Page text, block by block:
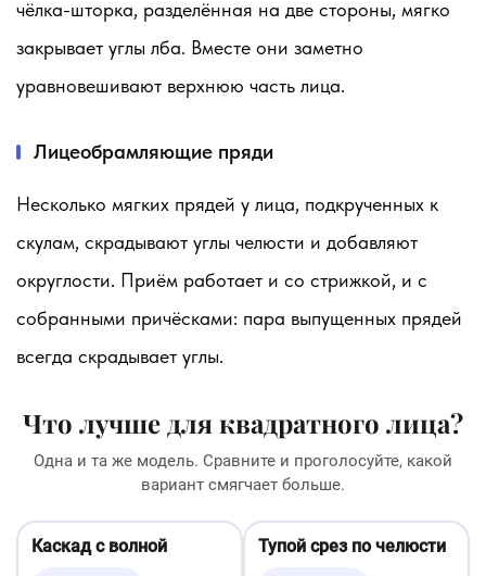
чёлка-шторка, разделённая на две стороны, мягко
закрывает углы лба. Вместе они заметно
уравновешивают верхнюю часть лица.
Лицеобрамляющие пряди
Несколько мягких прядей у лица, подкрученных к
скулам, скрадывают углы челюсти и добавляют
округлости. Приём работает и со стрижкой, и с
собранными причёсками: пара выпущенных прядей
всегда скрадывает углы.
Что лучше для квадратного лица?
Одна и та же модель. Сравните и проголосуйте, какой
вариант смягчает больше.
Каскад с волной Тупой срез по челюсти